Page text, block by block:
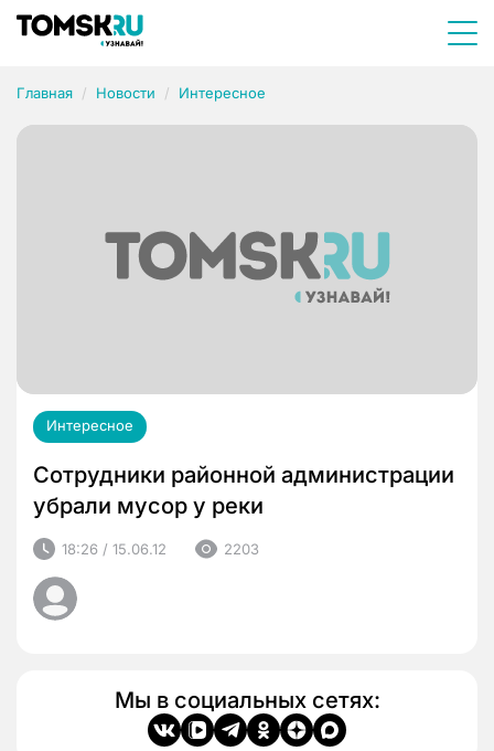
Главная Новости Интересное
Интересное
Сотрудники районной администрации
убрали мусор у реки
18:26 / 15.06.12 2203
Мы в социальных сетях: